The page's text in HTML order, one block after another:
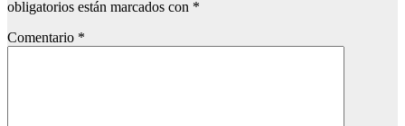
obligatorios están marcados con *
Comentario *